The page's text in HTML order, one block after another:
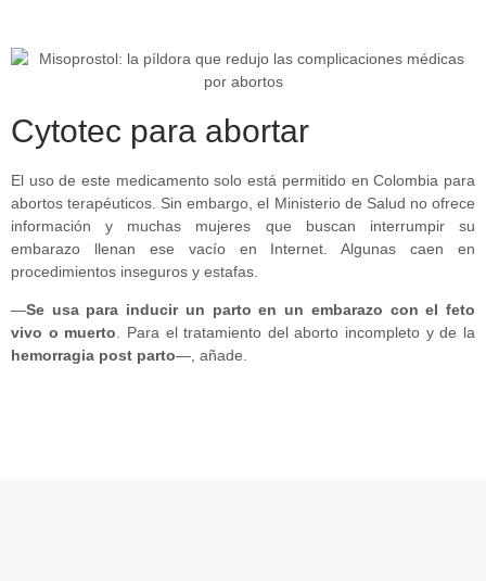
Cytotec para abortar
El uso de este medicamento solo está permitido en Colombia para
abortos terapéuticos. Sin embargo, el Ministerio de Salud no ofrece
información y muchas mujeres que buscan interrumpir su
embarazo llenan ese vacío en Internet. Algunas caen en
procedimientos inseguros y estafas.
—Se usa para inducir un parto en un embarazo con el feto
vivo o muerto . Para el tratamiento del aborto incompleto y de la
hemorragia post parto—, añade.